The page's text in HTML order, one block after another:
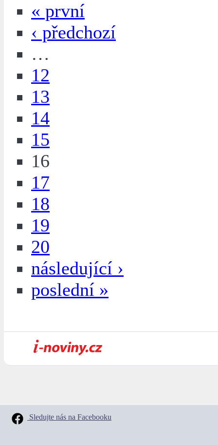
« první
‹ předchozí
…
12
13
14
15
16
17
18
19
20
následující ›
poslední »
Sledujte nás na Facebooku